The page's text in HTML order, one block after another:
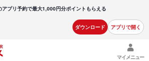
アプリ予約で最大1,000円分ポイントもらえる
ダウンロード アプリで開く
マイメニュー